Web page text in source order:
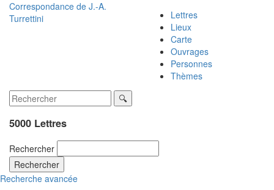
Correspondance de J.-A.
Turrettini
Lettres
Lieux
Carte
Ouvrages
Personnes
Thèmes
5000 Lettres
Rechercher
Rechercher
Recherche avancée